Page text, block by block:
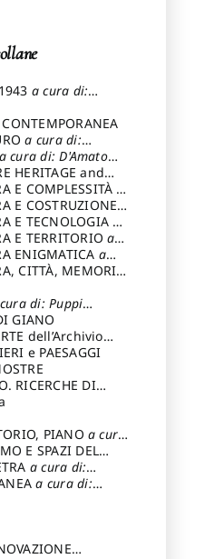
a cura di:
a cura di:
a cura di: D'Amato
HERITAGE and
E COMPLESSITÀ a
E COSTRUZIONEa
Sergio
E TECNOLOGIA a
Gianfranco
E TERRITORIOa
Enrico
ENIGMATICA a
CITTÀ, MEMORIA
Enrico
di: Puppi
GIANO
dell’Archivio
e PAESAGGI
RICERCHE DI
DELL'ARTE
Falconieri
PIANO a cura
E SPAZI DEL
a cura di:
a cura di:
a cura di: